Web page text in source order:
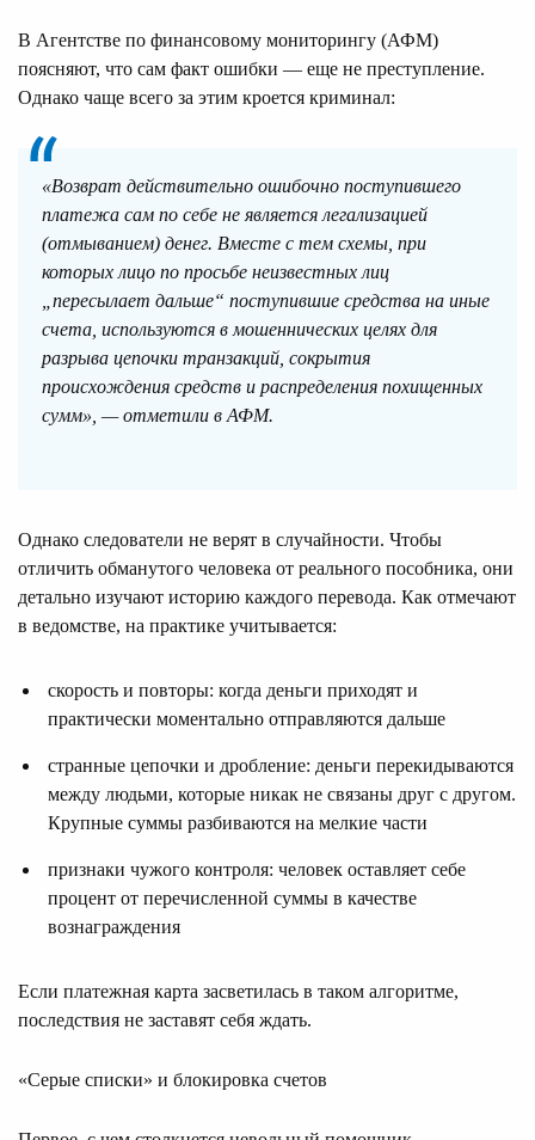
В Агентстве по финансовому мониторингу (АФМ)
поясняют, что сам факт ошибки — еще не преступление.
Однако чаще всего за этим кроется криминал:
«Возврат действительно ошибочно поступившего
платежа сам по себе не является легализацией
(отмыванием) денег. Вместе с тем схемы, при
которых лицо по просьбе неизвестных лиц
„пересылает дальше“ поступившие средства на иные
счета, используются в мошеннических целях для
разрыва цепочки транзакций, сокрытия
происхождения средств и распределения похищенных
сумм», — отметили в АФМ.
Однако следователи не верят в случайности. Чтобы
отличить обманутого человека от реального пособника, они
детально изучают историю каждого перевода. Как отмечают
в ведомстве, на практике учитывается:
скорость и повторы: когда деньги приходят и
практически моментально отправляются дальше
странные цепочки и дробление: деньги перекидываются
между людьми, которые никак не связаны друг с другом.
Крупные суммы разбиваются на мелкие части
признаки чужого контроля: человек оставляет себе
процент от перечисленной суммы в качестве
вознаграждения
Если платежная карта засветилась в таком алгоритме,
последствия не заставят себя ждать.
«Серые списки» и блокировка счетов